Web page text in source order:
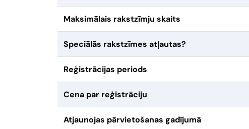
Maksimālais rakstzīmju skaits
Speciālās rakstzīmes atļautas?
Reģistrācijas periods
Cena par reģistrāciju
Atjaunojas pārvietošanas gadījumā